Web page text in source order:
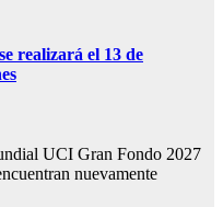
realizará el 13 de
UCI Gran Fondo 2027
nuevamente